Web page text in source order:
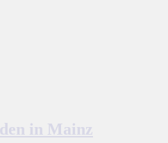
in Mainz